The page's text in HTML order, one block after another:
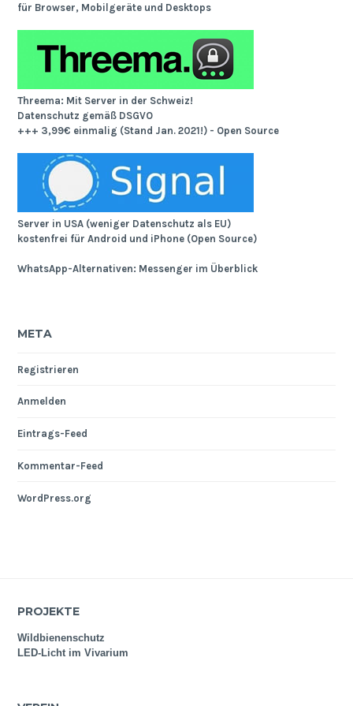
für Browser, Mobilgeräte und Desktops
Threema: Mit Server in der Schweiz!
Datenschutz gemäß DSGVO
+++ 3,99€ einmalig (Stand Jan. 2021!) - Open Source
Server in USA (weniger Datenschutz als EU)
kostenfrei für Android und iPhone (Open Source)
WhatsApp-Alternativen: Messenger im Überblick
META
Registrieren
Anmelden
Eintrags-Feed
Kommentar-Feed
WordPress.org
PROJEKTE
Wildbienenschutz
LED-Licht im Vivarium